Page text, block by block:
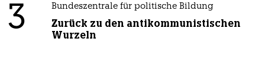
3 Bundeszentrale für politische Bildung
Zurück zu den antikommunistischen
Wurzeln